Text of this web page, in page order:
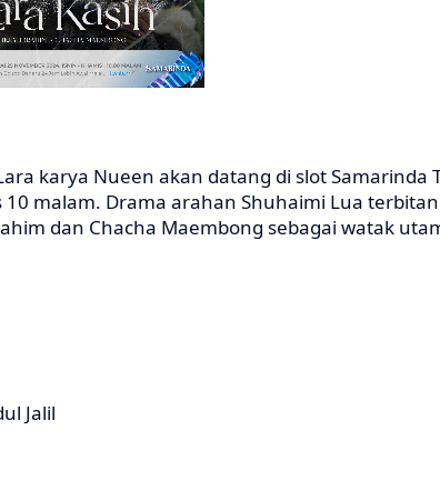
karya Nueen akan datang di slot Samarinda
malam. Drama arahan Shuhaimi Lua
dan Chacha Maembong sebagai watak
Jalil